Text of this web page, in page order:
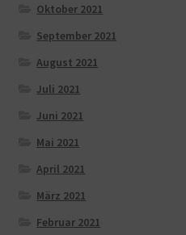
Oktober 2021
September 2021
August 2021
Juli 2021
Juni 2021
Mai 2021
April 2021
März 2021
Februar 2021